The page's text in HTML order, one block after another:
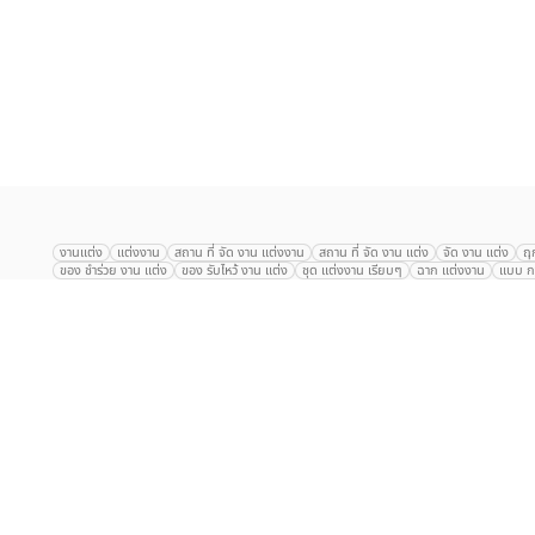
งานแต่ง แต่งงาน สถาน ที่ จัด งาน แต่งงาน สถาน ที่ จัด งาน แต่ง จัด งาน แต่ง ฤ
ของ ชำร่วย งาน แต่ง
ของ รับไหว้ งาน แต่ง ชุด แต่งงาน เรียบๆ ฉาก แต่งงาน แบบ